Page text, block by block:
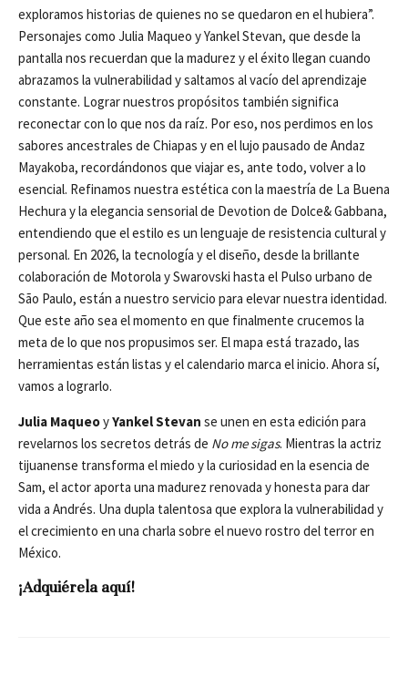
exploramos historias de quienes no se quedaron en el hubiera”.
Personajes como Julia Maqueo y Yankel Stevan, que desde la
pantalla nos recuerdan que la madurez y el éxito llegan cuando
abrazamos la vulnerabilidad y saltamos al vacío del aprendizaje
constante. Lograr nuestros propósitos también significa
reconectar con lo que nos da raíz. Por eso, nos perdimos en los
sabores ancestrales de Chiapas y en el lujo pausado de Andaz
Mayakoba, recordándonos que viajar es, ante todo, volver a lo
esencial. Refinamos nuestra estética con la maestría de La Buena
Hechura y la elegancia sensorial de Devotion de Dolce& Gabbana,
entendiendo que el estilo es un lenguaje de resistencia cultural y
personal. En 2026, la tecnología y el diseño, desde la brillante
colaboración de Motorola y Swarovski hasta el Pulso urbano de
São Paulo, están a nuestro servicio para elevar nuestra identidad.
Que este año sea el momento en que finalmente crucemos la
meta de lo que nos propusimos ser. El mapa está trazado, las
herramientas están listas y el calendario marca el inicio. Ahora sí,
vamos a lograrlo.
Julia MaqueoyYankel Stevan se unen en esta edición para
revelarnos los secretos detrás de No me sigas. Mientras la actriz
tijuanense transforma el miedo y la curiosidad en la esencia de
Sam, el actor aporta una madurez renovada y honesta para dar
vida a Andrés. Una dupla talentosa que explora la vulnerabilidad y
el crecimiento en una charla sobre el nuevo rostro del terror en
México.
¡Adquiérela aquí!